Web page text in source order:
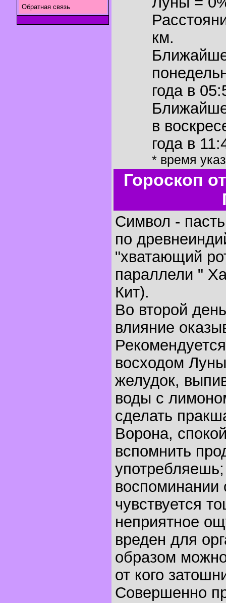
Обратная связь
км.
года в
в
года в
* время
Гороскоп
Символ -
по
"хватающий
параллели "
Кит).
Во второй
влияние
восходом
желудок,
воды с
сделать
Ворона,
вспомнить
воспоминании
чувствуется
неприятное
вреден для
образом
от кого
Совершенно